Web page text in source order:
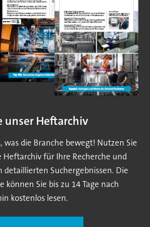
unser Heftarchiv
was die Branche bewegt! Nutzen Sie
für Ihre Recherche und
detaillierten Suchergebnissen. Die
können Sie bis zu 14 Tage nach
kostenlos lesen.